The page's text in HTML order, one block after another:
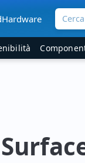
Cerca